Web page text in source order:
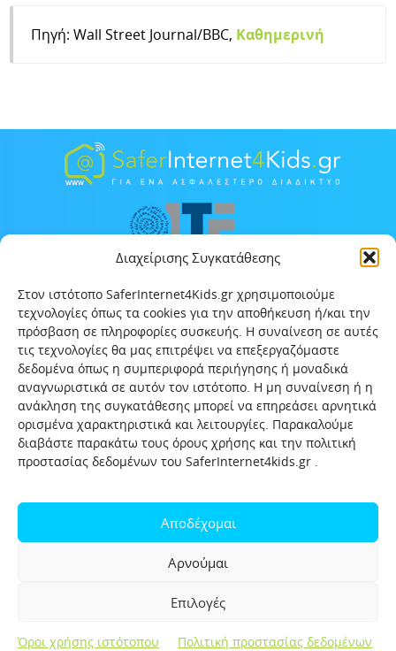
Διαχείρισης Συγκατάθεσης
Στον ιστότοπο SaferInternet4Kids.gr χρησιμοποιούμε
τεχνολογίες όπως τα cookies για την αποθήκευση ή/και την
πρόσβαση σε πληροφορίες συσκευής. Η συναίνεση σε αυτές
τις τεχνολογίες θα μας επιτρέψει να επεξεργαζόμαστε
δεδομένα όπως η συμπεριφορά περιήγησης ή μοναδικά
αναγνωριστικά σε αυτόν τον ιστότοπο. Η μη συναίνεση ή η
ανάκληση της συγκατάθεσης μπορεί να επηρεάσει αρνητικά
ορισμένα χαρακτηριστικά και λειτουργίες. Παρακαλούμε
διαβάστε παρακάτω τους όρους χρήσης και την πολιτική
προστασίας δεδομένων του SaferInternet4kids.gr .
Αποδέχομαι
Αρνούμαι
Επιλογές
Όροι χρήσης ιστότοπου Πολιτική προστασίας δεδομένων
Πηγή: Wall Street Journal/BBC, Καθημερινή
Πολιτική προστασίας δεδομένων
Πολιτική Προστασίας Παιδιών και Εφήβων
Όροι χρήσης
Help-Line
Σελίδα αναφορών για παιδιά